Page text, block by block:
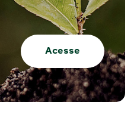
Acesse